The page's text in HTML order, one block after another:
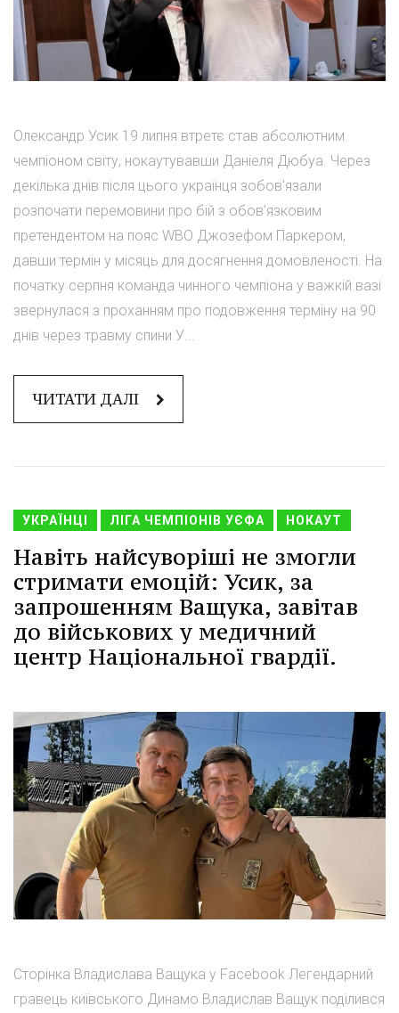
Олександр Усик 19 липня втретє став абсолютним
чемпіоном світу, нокаутувавши Даніеля Дюбуа. Через
декілька днів після цього українця зобов'язали
розпочати перемовини про бій з обов'язковим
претендентом на пояс WBO Джозефом Паркером,
давши термін у місяць для досягнення домовленості. На
початку серпня команда чинного чемпіона у важкій вазі
звернулася з проханням про подовження терміну на 90
днів через травму спини У...
ЧИТАТИ ДАЛІ
УКРАЇНЦІ ЛІГА ЧЕМПІОНІВ УЄФА НОКАУТ
Навіть найсуворіші не змогли
стримати емоцій: Усик, за
запрошенням Ващука, завітав
до військових у медичний
центр Національної гвардії.
Сторінка Владислава Ващука у Facebook Легендарний
гравець київського Динамо Владислав Ващук поділився